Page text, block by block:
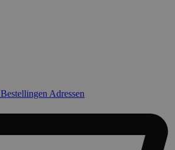
Bestellingen Adressen